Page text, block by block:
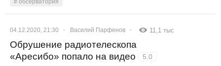
04.12.2020, 21:30 Василий Парфенов 11,1 тыс
Обрушение радиотелескопа
«Аресибо» попало на видео
5.0